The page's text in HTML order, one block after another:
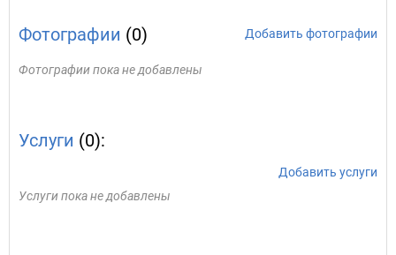
Фотографии (0) Добавить фотографии
Фотографии пока не добавлены
Услуги (0):
Добавить услуги
Услуги пока не добавлены